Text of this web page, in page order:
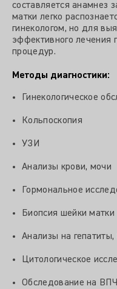
составляется анамнез
матки легко
гинекологом, но для
эффективного лечения
процедур.
Методы диагностики:
Гинекологическое
Кольпоскопия
УЗИ
Анализы крови, мочи
Гормональное
Биопсия шейки матки
Анализы на
Цитологическое
Обследование на ВПЧ